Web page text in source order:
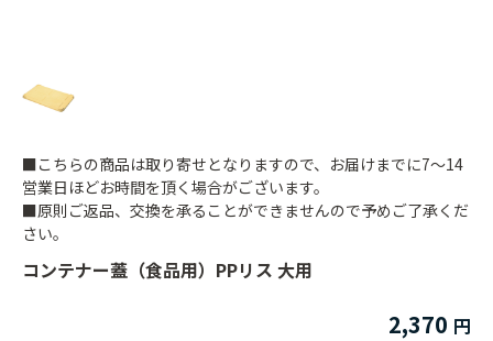
コンテナー蓋（食品用）PPリス 大用
2,370
■こちらの商品は取り寄せとなりますので、お届けまでに7～14
営業日ほどお時間を頂く場合がございます。
■原則ご返品、交換を承ることができませんので予めご了承くだ
さい。